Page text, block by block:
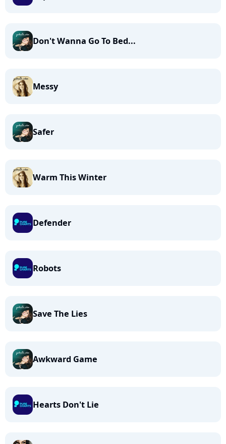
Don't Wanna Go To Bed...
Messy
Safer
Warm This Winter
Defender
Robots
Save The Lies
Awkward Game
Hearts Don't Lie